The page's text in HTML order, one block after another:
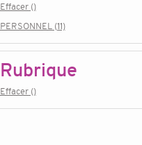
Effacer ()
PERSONNEL (11)
Rubrique
Effacer ()